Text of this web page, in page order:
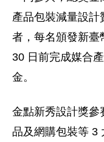
產品包裝減量設計
者，每名頒發新臺
30 日前完成媒合
金。
金點新秀設計獎參
品及網購包裝等 3